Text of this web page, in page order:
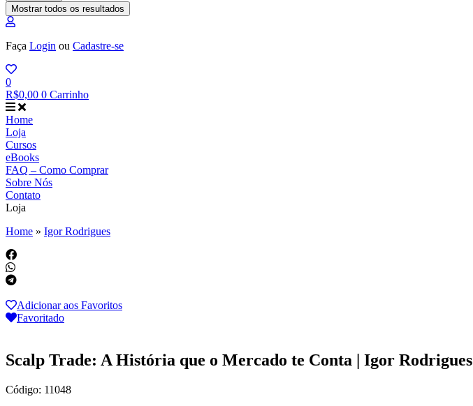
Mostrar todos os resultados
Faça Login ou Cadastre-se
0
R$0,00 0 Carrinho
Home
Loja
Cursos
eBooks
FAQ – Como Comprar
Sobre Nós
Contato
Loja
Home » Igor Rodrigues
Adicionar aos Favoritos
Favoritado
Scalp Trade: A História que o Mercado te Conta | Igor Rodrigues
Código: 11048